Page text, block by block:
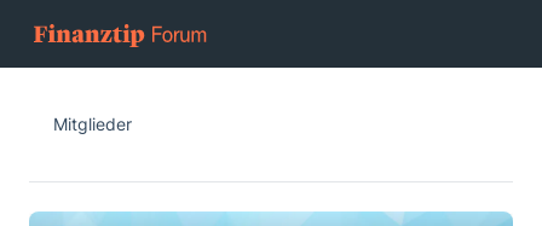
Mitglieder